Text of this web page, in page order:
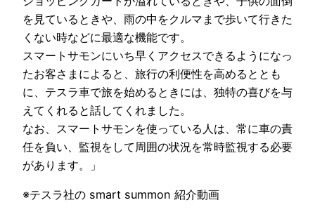
を見ているときや、雨の中をクルマまで歩いて行きた
くない時などに最適な機能です。
スマートサモンにいち早くアクセスできるようになっ
たお客さまによると、旅行の利便性を高めるととも
に、テスラ車で旅を始めるときには、独特の喜びを与
えてくれると話してくれました。
なお、スマートサモンを使っている人は、常に車の責
任を負い、監視をして周囲の状況を常時監視する必要
があります。」
※テスラ社の smart summon 紹介動画